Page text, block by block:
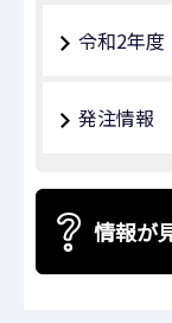
令和2年度
発注情報
情報が